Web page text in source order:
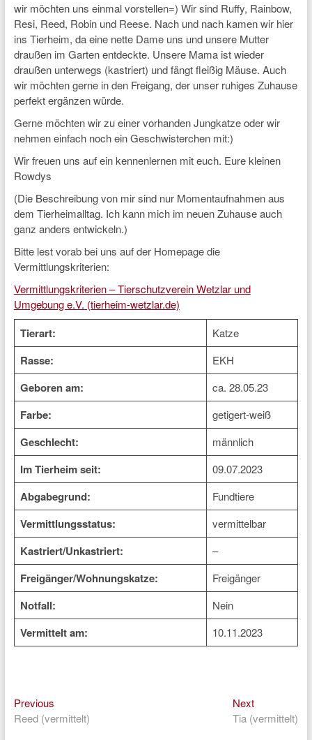
wir möchten uns einmal vorstellen=) Wir sind Ruffy, Rainbow,
Resi, Reed, Robin und Reese. Nach und nach kamen wir hier
ins Tierheim, da eine nette Dame uns und unsere Mutter
draußen im Garten entdeckte. Unsere Mama ist wieder
draußen unterwegs (kastriert) und fängt fleißig Mäuse. Auch
wir möchten gerne in den Freigang, der unser ruhiges Zuhause
perfekt ergänzen würde.
Gerne möchten wir zu einer vorhanden Jungkatze oder wir
nehmen einfach noch ein Geschwisterchen mit:)
Wir freuen uns auf ein kennenlernen mit euch. Eure kleinen
Rowdys
(Die Beschreibung von mir sind nur Momentaufnahmen aus
dem Tierheimalltag. Ich kann mich im neuen Zuhause auch
ganz anders entwickeln.)
Bitte lest vorab bei uns auf der Homepage die
Vermittlungskriterien:
Vermittlungskriterien – Tierschutzverein Wetzlar und
Umgebung e.V. (tierheim-wetzlar.de)
Tierart: Katze
Rasse: EKH
Geboren am: ca. 28.05.23
Farbe: getigert-weiß
Geschlecht: männlich
Im Tierheim seit: 09.07.2023
Abgabegrund: Fundtiere
Vermittlungsstatus: vermittelbar
Kastriert/Unkastriert: –
Freigänger/Wohnungskatze: Freigänger
Notfall: Nein
Vermittelt am: 10.11.2023
Beitragsnavigation
PreviousPrevious
post:
Reed (vermittelt)
NextNext
post:
Tia (vermittelt)